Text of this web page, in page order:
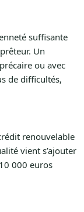
suffisante
Un
ou avec
de difficultés,
renouvelable
vient s’ajouter
000 euros